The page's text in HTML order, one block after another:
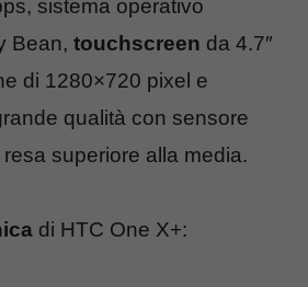
sistema operativo
Bean, touchscreen da 4.7″
di 1280×720 pixel e
qualità con sensore
superiore alla media.
di HTC One X+: